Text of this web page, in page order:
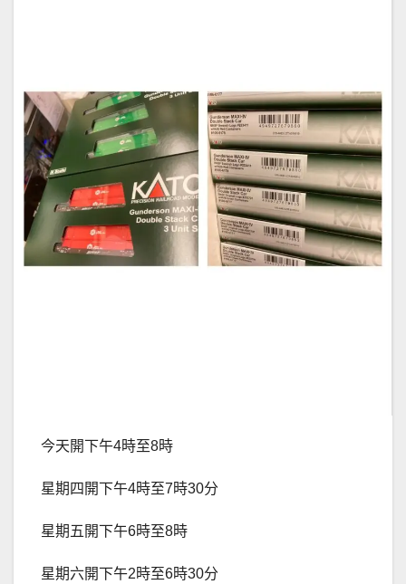
今天開下午4時至8時
星期四開下午4時至7時30分
星期五開下午6時至8時
星期六開下午2時至6時30分